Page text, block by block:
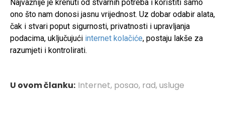
Najvažnije je krenuti od stvarnih potreba i koristiti samo
ono što nam donosi jasnu vrijednost. Uz dobar odabir alata,
čak i stvari poput sigurnosti, privatnosti i upravljanja
podacima, uključujući internet kolačiće, postaju lakše za
razumjeti i kontrolirati.
U ovom članku: Internet, posao, rad,usluge